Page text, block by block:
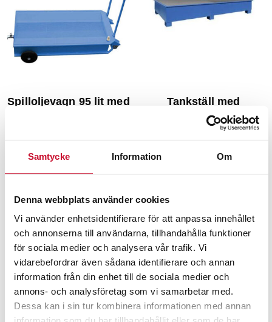
Samtycke Information Om
Denna webbplats använder cookies
Vi använder enhetsidentifierare för att anpassa innehållet
och annonserna till användarna, tillhandahålla funktioner
för sociala medier och analysera vår trafik. Vi
vidarebefordrar även sådana identifierare och annan
information från din enhet till de sociala medier och
annons- och analysföretag som vi samarbetar med.
Dessa kan i sin tur kombinera informationen med annan
Spilloljevagn 95 lit med
8,690.00kr Exkl. moms
Tankställ med
uppsamlingskärl för 2
IBC-tankar
20,400.00 Exkl. moms